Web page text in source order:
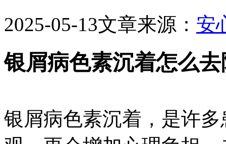
2025-05-13文章来源： 安
银屑病色素沉着怎么去
银屑病色素沉着，是许